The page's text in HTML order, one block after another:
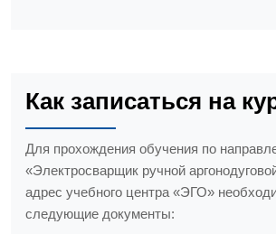
Как записаться на
Для прохождения обучения по
«Электросварщик ручной
адрес учебного центра «ЭГО»
следующие документы: